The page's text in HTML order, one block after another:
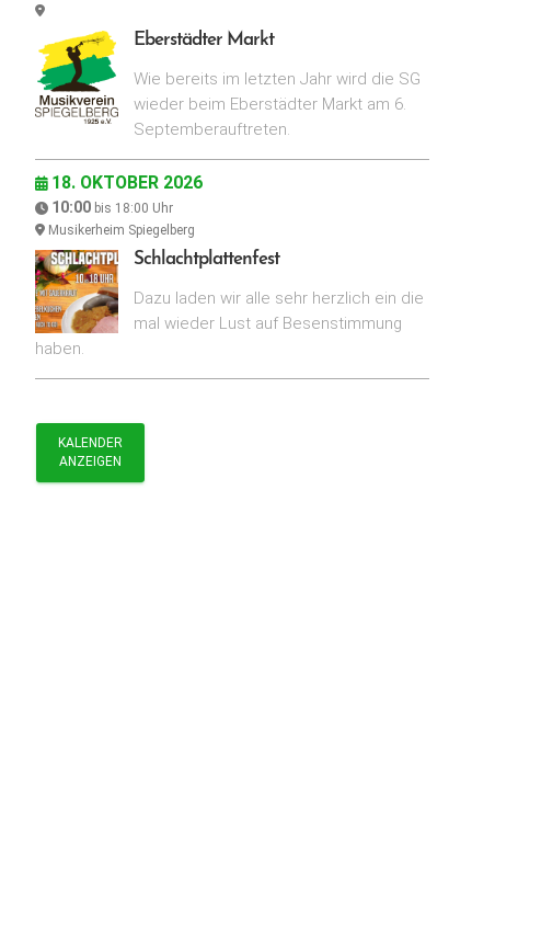
Eberstädter Markt
Wie bereits im letzten Jahr wird die SG
wieder beim Eberstädter Markt am 6.
Septemberauftreten.
18. OKTOBER 2026
10:00 bis 18:00 Uhr
Musikerheim Spiegelberg
Schlachtplattenfest
Dazu laden wir alle sehr herzlich ein die
mal wieder Lust auf Besenstimmung
haben.
KALENDER
ANZEIGEN